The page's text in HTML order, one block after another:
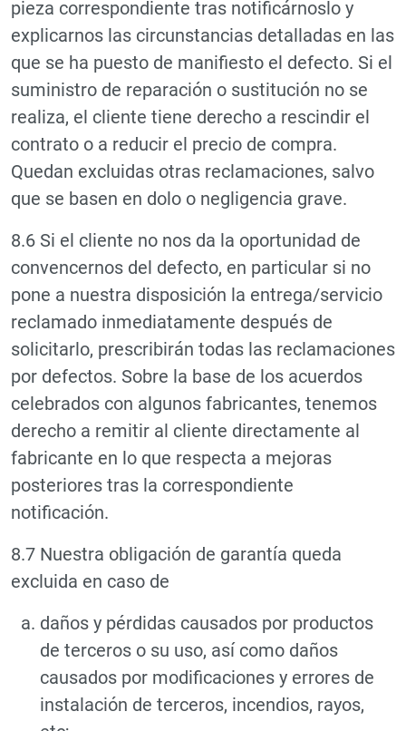
pieza correspondiente tras notificárnoslo y
explicarnos las circunstancias detalladas en las
que se ha puesto de manifiesto el defecto. Si el
suministro de reparación o sustitución no se
realiza, el cliente tiene derecho a rescindir el
contrato o a reducir el precio de compra.
Quedan excluidas otras reclamaciones, salvo
que se basen en dolo o negligencia grave.
8.6 Si el cliente no nos da la oportunidad de
convencernos del defecto, en particular si no
pone a nuestra disposición la entrega/servicio
reclamado inmediatamente después de
solicitarlo, prescribirán todas las reclamaciones
por defectos. Sobre la base de los acuerdos
celebrados con algunos fabricantes, tenemos
derecho a remitir al cliente directamente al
fabricante en lo que respecta a mejoras
posteriores tras la correspondiente
notificación.
8.7 Nuestra obligación de garantía queda
excluida en caso de
daños y pérdidas causados por productos
de terceros o su uso, así como daños
causados por modificaciones y errores de
instalación de terceros, incendios, rayos,